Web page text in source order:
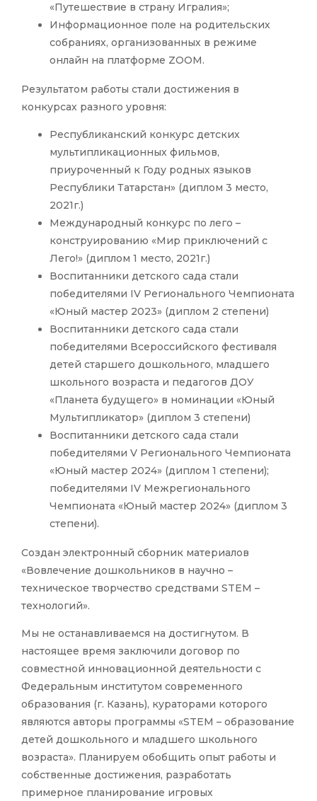
«Путешествие в страну Игралия»;
Информационное поле на родительских
собраниях, организованных в режиме
онлайн на платформе ZOOM.
Результатом работы стали достижения в
конкурсах разного уровня:
Республиканский конкурс детских
мультипликационных фильмов,
приуроченный к Году родных языков
Республики Татарстан» (диплом 3 место,
2021г.)
Международный конкурс по лего –
конструированию «Мир приключений с
Лего!» (диплом 1 место, 2021г.)
Воспитанники детского сада стали
победителями IV Регионального Чемпионата
«Юный мастер 2023» (диплом 2 степени)
Воспитанники детского сада стали
победителями Всероссийского фестиваля
детей старшего дошкольного, младшего
школьного возраста и педагогов ДОУ
«Планета будущего» в номинации «Юный
Мультипликатор» (диплом 3 степени)
Воспитанники детского сада стали
победителями V Регионального Чемпионата
«Юный мастер 2024» (диплом 1 степени);
победителями IV Межрегионального
Чемпионата «Юный мастер 2024» (диплом 3
степени).
Создан электронный сборник материалов
«Вовлечение дошкольников в научно –
техническое творчество средствами STEM –
технологий».
Мы не останавливаемся на достигнутом. В
настоящее время заключили договор по
совместной инновационной деятельности с
Федеральным институтом современного
образования (г. Казань), кураторами которого
являются авторы программы «STEM – образование
детей дошкольного и младшего школьного
возраста». Планируем обобщить опыт работы и
собственные достижения, разработать
примерное планирование игровых